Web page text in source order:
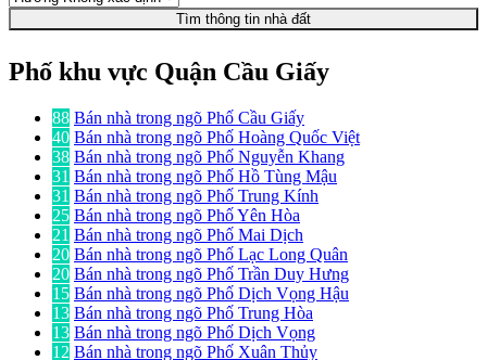
Tìm thông tin nhà đất
Phố khu vực Quận Cầu Giấy
88 Bán nhà trong ngõ Phố Cầu Giấy
40 Bán nhà trong ngõ Phố Hoàng Quốc Việt
38 Bán nhà trong ngõ Phố Nguyễn Khang
31 Bán nhà trong ngõ Phố Hồ Tùng Mậu
31 Bán nhà trong ngõ Phố Trung Kính
25 Bán nhà trong ngõ Phố Yên Hòa
21 Bán nhà trong ngõ Phố Mai Dịch
20 Bán nhà trong ngõ Phố Lạc Long Quân
20 Bán nhà trong ngõ Phố Trần Duy Hưng
15 Bán nhà trong ngõ Phố Dịch Vọng Hậu
13 Bán nhà trong ngõ Phố Trung Hòa
13 Bán nhà trong ngõ Phố Dịch Vọng
12 Bán nhà trong ngõ Phố Xuân Thủy